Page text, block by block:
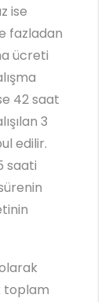
ise
fazladan
ücreti
42 saat
3
edilir.
saati
toplam